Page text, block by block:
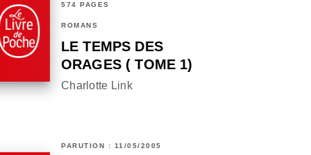
574 PAGES
ROMANS
LE TEMPS DES
ORAGES ( TOME 1)
Charlotte Link
PARUTION : 11/05/2005